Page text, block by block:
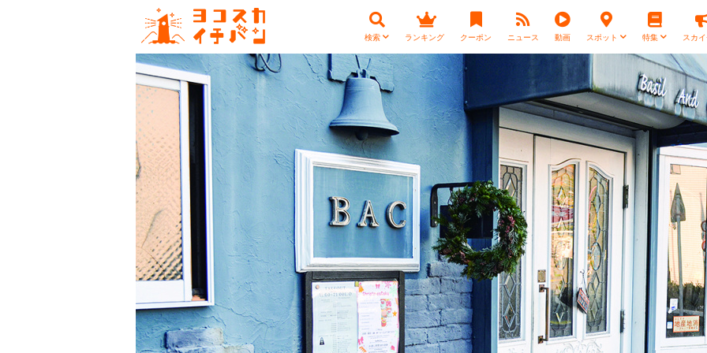
検索 ランキング クーポン ニュース 動画 スポット 特集 スカ